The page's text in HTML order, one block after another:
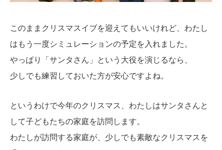
このままクリスマスイブを迎えてもいいけれど、わたし
はもう一度シミュレーションの予定を入れました。
やっぱり「サンタさん」という大役を演じるなら、
少しでも練習しておいた方が安心ですよね。
というわけで今年のクリスマス、わたしはサンタさんと
して子どもたちの家庭を訪問します。
わたしが訪問する家庭が、少しでも素敵なクリスマスを